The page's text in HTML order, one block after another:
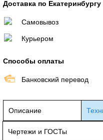
Доставка по Екатеринбургу
Самовывоз
Курьером
Способы оплаты
Банковский перевод
Описание
Чертежи и ГОСТы